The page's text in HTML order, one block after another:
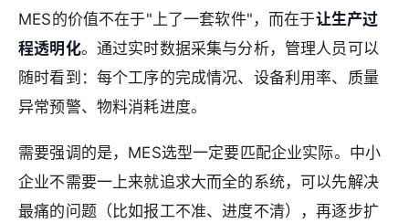
MES的价值不在于"上了一套软件"，而在于让生产过
程透明化。通过实时数据采集与分析，管理人员可以
随时看到：每个工序的完成情况、设备利用率、质量
异常预警、物料消耗进度。
需要强调的是，MES选型一定要匹配企业实际。中小
企业不需要一上来就追求大而全的系统，可以先解决
最痛的问题（比如报工不准、进度不清），再逐步扩